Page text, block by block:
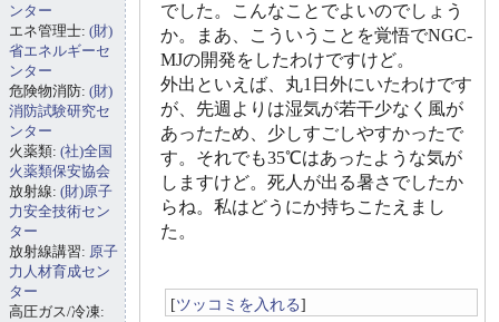
でした。こんなことでよいのでしょう
か。まあ、こういうことを覚悟でNGC-
MJの開発をしたわけですけど。
外出といえば、丸1日外にいたわけです
が、先週よりは湿気が若干少なく風が
あったため、少しすごしやすかったで
す。それでも35℃はあったような気が
しますけど。死人が出る暑さでしたか
らね。私はどうにか持ちこたえまし
た。
[ツッコミを入れる]
ンター
エネ管理士: (財)
省エネルギーセ
ンター
危険物消防: (財)
消防試験研究セ
ンター
火薬類: (社)全国
火薬類保安協会
放射線: (財)原子
力安全技術セン
ター
放射線講習: 原子
力人材育成セン
ター
高圧ガス/冷凍: